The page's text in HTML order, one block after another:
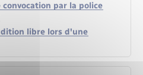
par la police
libre lors d'une